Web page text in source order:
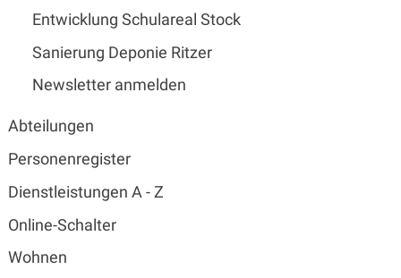
Entwicklung Schulareal Stock
Sanierung Deponie Ritzer
Newsletter anmelden
Abteilungen
Personenregister
Dienstleistungen A - Z
Online-Schalter
Wohnen